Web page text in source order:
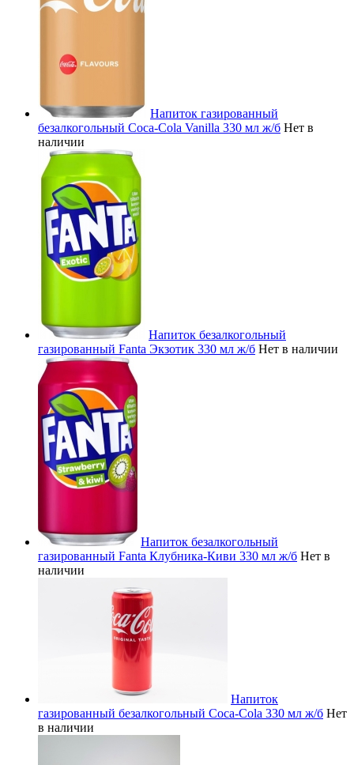
Напиток газированный
безалкогольный Coca-Cola Vanilla 330 мл ж/б Нет в
наличии
Напиток безалкогольный
газированный Fanta Экзотик 330 мл ж/б Нет в наличии
Напиток безалкогольный
газированный Fanta Клубника-Киви 330 мл ж/б Нет в
наличии
Напиток
газированный безалкогольный Coca-Cola 330 мл ж/б Нет
в наличии